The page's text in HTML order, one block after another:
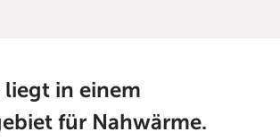
liegt in einem
für Nahwärme.